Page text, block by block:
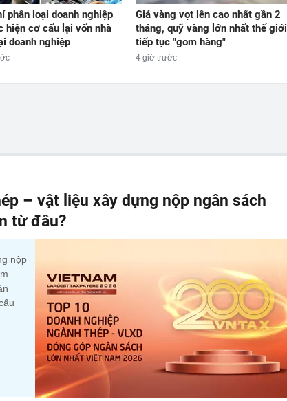
phân loại doanh nghiệp
hiện cơ cấu lại vốn nhà
doanh nghiệp
Giá vàng vọt lên cao nhất gần 2
tháng, quỹ vàng lớn nhất thế giới
tiếp tục "gom hàng"
4 giờ trước
– vật liệu xây dựng nộp ngân sách
từ đâu?
nộp